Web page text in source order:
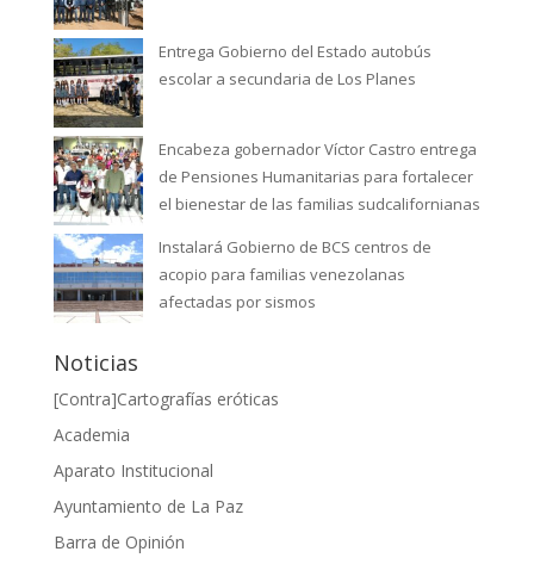
Entrega Gobierno del Estado autobús
escolar a secundaria de Los Planes
Encabeza gobernador Víctor Castro entrega
de Pensiones Humanitarias para fortalecer
el bienestar de las familias sudcalifornianas
Instalará Gobierno de BCS centros de
acopio para familias venezolanas
afectadas por sismos
Noticias
[Contra]Cartografías eróticas
Academia
Aparato Institucional
Ayuntamiento de La Paz
Barra de Opinión